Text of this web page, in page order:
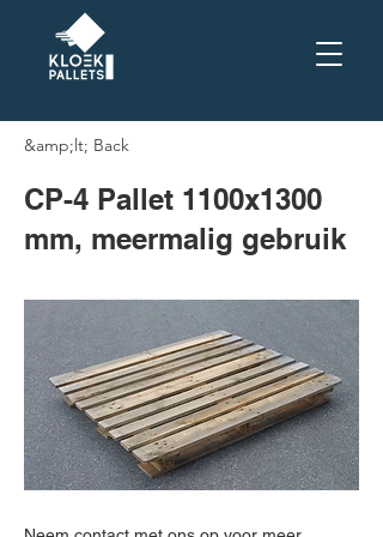
&amp;lt; Back
CP-4 Pallet 1100x1300
mm, meermalig gebruik